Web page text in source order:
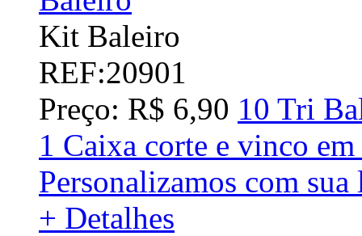
Kit Baleiro
REF:20901
Preço: R$ 6,90 10 Tri
1 Caixa corte e vinco
Personalizamos com
+ Detalhes